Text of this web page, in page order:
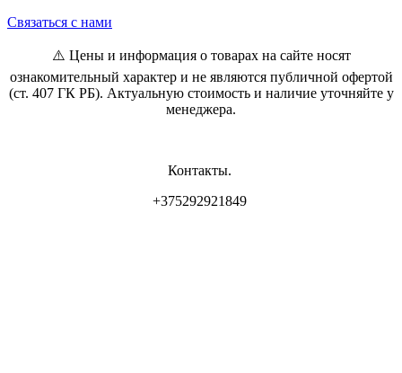
Связаться с нами
⚠️ Цены и информация о товарах на сайте носят
ознакомительный характер и не являются публичной офертой
(ст. 407 ГК РБ). Актуальную стоимость и наличие уточняйте у
менеджера.
Контакты.
+375292921849